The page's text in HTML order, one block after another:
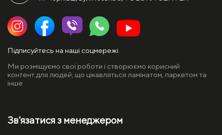
Підписуйтесь на наші соцмережі
Ми розміщуємо свої роботи і створюємо корисний
контент для людей, що цікавляться ламінатом, паркетом та
інше
Зв'язатися з менеджером